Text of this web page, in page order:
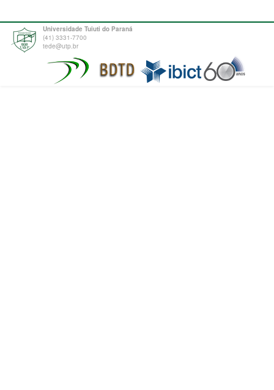
Universidade Tuiuti do Paraná
(41) 3331-7700
tede@utp.br